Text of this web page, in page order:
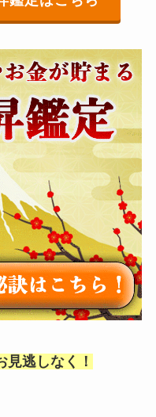
見逃しなく！